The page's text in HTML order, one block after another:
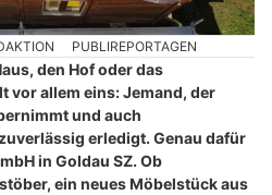
PUBLIREPORTAGEN
den Hof oder das
vor allem eins: Jemand, der
und auch
erledigt. Genau dafür
in Goldau SZ. Ob
ein neues Möbelstück aus